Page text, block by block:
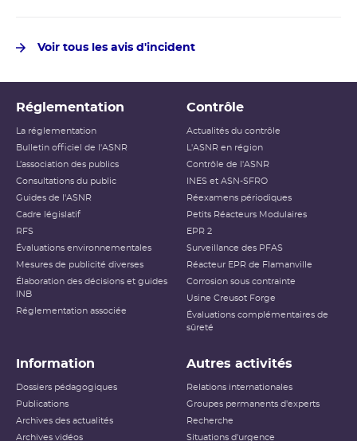
Voir tous les avis d'incident
Réglementation
La réglementation
Bulletin officiel de l'ASNR
L’association des publics
Consultations du public
Guides de l'ASNR
Cadre législatif
RFS
Évaluations environnementales
Mesures de publicité diverses
Élaboration des décisions et guides
INB
Réglementation associée
Contrôle
Actualités du contrôle
L'ASNR en région
Contrôle de l'ASNR
INES et ASN-SFRO
Réexamens périodiques
Petits Réacteurs Modulaires
EPR 2
Surveillance des PFAS
Réacteur EPR de Flamanville
Corrosion sous contrainte
Usine Creusot Forge
Évaluations complémentaires de
sûreté
Information
Dossiers pédagogiques
Publications
Archives des actualités
Archives vidéos
Autres activités
Relations internationales
Groupes permanents d'experts
Recherche
Situations d'urgence